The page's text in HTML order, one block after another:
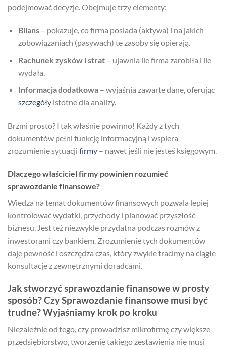
podejmować decyzje. Obejmuje trzy elementy:
Bilans– pokazuje, co firma posiada (aktywa) i na jakich
zobowiązaniach (pasywach) te zasoby się opierają.
Rachunek zysków i strat– ujawnia ile firma zarobiła i ile
wydała.
Informacja dodatkowa– wyjaśnia zawarte dane, oferując
szczegółyistotne dla analizy.
Brzmi prosto? I tak właśnie powinno! Każdy z tych
dokumentów pełni funkcję informacyjną i wspiera
zrozumienie sytuacji firmy – nawet jeśli nie jesteś księgowym.
Dlaczego właściciel firmy powinien rozumieć
sprawozdanie finansowe?
Wiedza na temat dokumentów finansowych pozwala lepiej
kontrolować wydatki, przychody i planować przyszłość
biznesu. Jest też niezwykle przydatna podczas rozmów z
inwestorami czy bankiem. Zrozumienie tych dokumentów
daje pewność i oszczędza czas, który zwykle tracimy na ciągłe
konsultacje z zewnętrznymi doradcami.
Jak stworzyć sprawozdanie finansowe w prosty
sposób? Czy Sprawozdanie finansowe musi być
trudne? Wyjaśniamy krok po kroku
Niezależnie od tego, czy prowadzisz mikrofirmę czy większe
przedsiębiorstwo, tworzenie takiego zestawienia nie musi